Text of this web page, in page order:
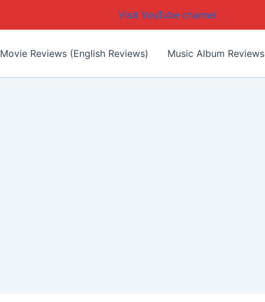
Visit YouTube channel
Movie Reviews (English Reviews) Music Album Reviews